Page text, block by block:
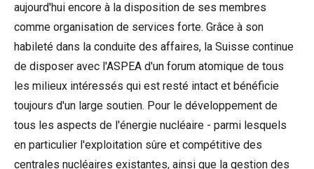
aujourd'hui encore à la disposition de ses membres
comme organisation de services forte. Grâce à son
habileté dans la conduite des affaires, la Suisse continue
de disposer avec l'ASPEA d'un forum atomique de tous
les milieux intéressés qui est resté intact et bénéficie
toujours d'un large soutien. Pour le développement de
tous les aspects de l'énergie nucléaire - parmi lesquels
en particulier l'exploitation sûre et compétitive des
centrales nucléaires existantes, ainsi que la gestion des